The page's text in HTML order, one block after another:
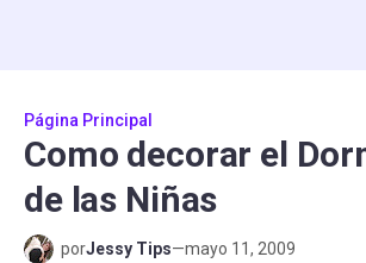
Página Principal
Como decorar el
de las Niñas
porJessy Tips—mayo 11, 2009